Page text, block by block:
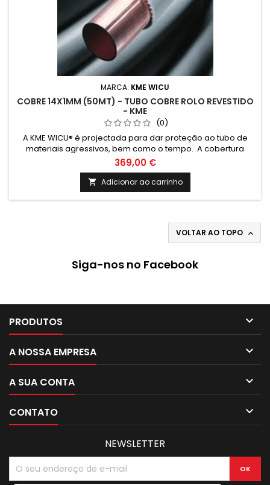
MARCA: KME WICU
COBRE 14X1MM (50MT) - TUBO COBRE ROLO REVESTIDO
- KME
(0)
A KME WICU® é projectada para dar proteção ao tubo de
materiais agressivos, bem como o tempo. A cobertura
também cria uma barreira térmica que reduz a perda
térmica e condensação na tubagem quando exposta ao
frio.
369,00 €
 Adicionar ao carrinho
VOLTAR AO TOPO 
Siga-nos no Facebook
PRODUTOS 
A NOSSA EMPRESA 
A SUA CONTA 
CONTATO 
NEWSLETTER